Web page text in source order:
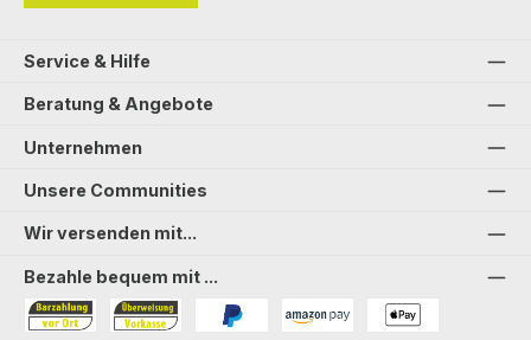
Service & Hilfe
Beratung & Angebote
Unternehmen
Unsere Communities
Wir versenden mit...
Bezahle bequem mit ...